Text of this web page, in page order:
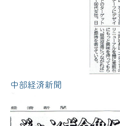
中部経済新聞